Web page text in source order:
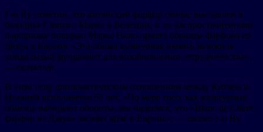
Г-н Ву отметил, что китайский фарфор сейчас выставлен в
базилике Святого Марка в Венеции, и по распространенному
народному поверью Марко Поло привез образцы фарфора из
Дехуа в Европу. «Эта общая культурная память заложила
уникальный фундамент для возобновления сотрудничества»,
— сказал он.
В этом году дипломатическим отношениям между Китаем и
Италией исполняется 55 лет. «По мере того, как культурные
обмены набирают обороты, мы надеемся, что «Blanc de Chine:
фарфор из Дэхуа» засияет ярче в Европе», — сказал г-н Ву.